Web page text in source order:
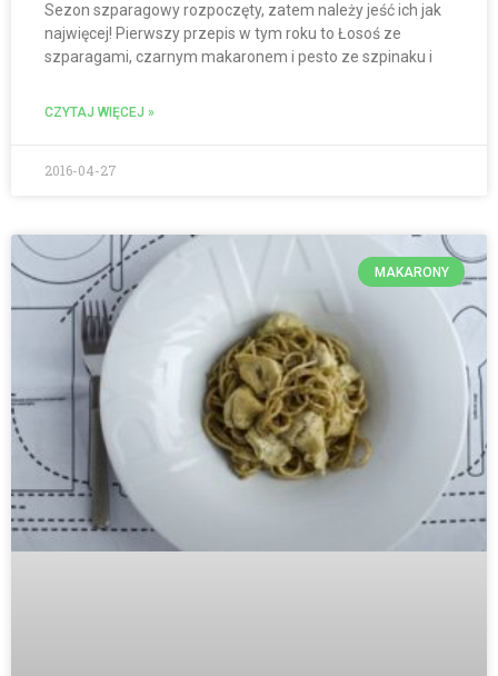
Sezon szparagowy rozpoczęty, zatem należy jeść ich jak
najwięcej! Pierwszy przepis w tym roku to Łosoś ze
szparagami, czarnym makaronem i pesto ze szpinaku i
CZYTAJ WIĘCEJ »
2016-04-27
MAKARONY